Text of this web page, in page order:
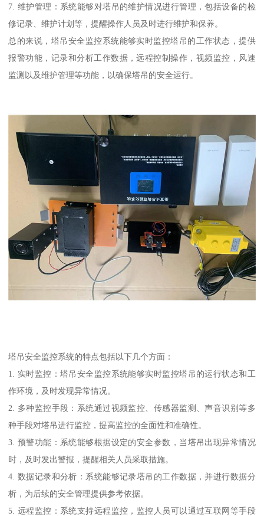
7. 维护管理：系统能够对塔吊的维护情况进行管理，包括设备的检
修记录、维护计划等，提醒操作人员及时进行维护和保养。
总的来说，塔吊安全监控系统能够实时监控塔吊的工作状态，提供
报警功能，记录和分析工作数据，远程控制操作，视频监控，风速
监测以及维护管理等功能，以确保塔吊的安全运行。
塔吊安全监控系统的特点包括以下几个方面：
1. 实时监控：塔吊安全监控系统能够实时监控塔吊的运行状态和工
作环境，及时发现异常情况。
2. 多种监控手段：系统通过视频监控、传感器监测、声音识别等多
种手段对塔吊进行监控，提高监控的全面性和准确性。
3. 预警功能：系统能够根据设定的安全参数，当塔吊出现异常情况
时，及时发出警报，提醒相关人员采取措施。
4. 数据记录和分析：系统能够记录塔吊的工作数据，并进行数据分
析，为后续的安全管理提供参考依据。
5. 远程监控：系统支持远程监控，监控人员可以通过互联网等手段